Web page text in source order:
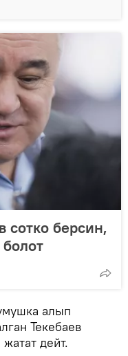
сотко берсин,
алып
Текебаев
дейт.